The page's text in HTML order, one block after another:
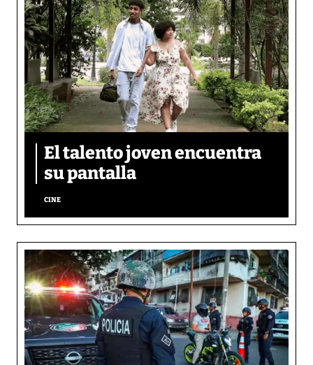
El talento joven encuentra
su pantalla​
CINE